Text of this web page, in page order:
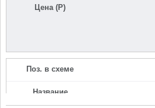
Цена (Р)
Поз. в схеме
Название
U534-203-134